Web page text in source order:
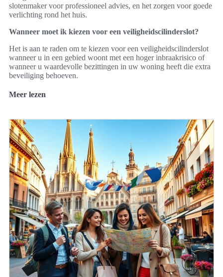
slotenmaker voor professioneel advies, en het zorgen voor goede
verlichting rond het huis.
Wanneer moet ik kiezen voor een veiligheidscilinderslot?
Het is aan te raden om te kiezen voor een veiligheidscilinderslot
wanneer u in een gebied woont met een hoger inbraakrisico of
wanneer u waardevolle bezittingen in uw woning heeft die extra
beveiliging behoeven.
Meer lezen